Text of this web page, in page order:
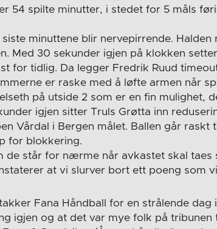
54 spilte minutter, i stedet for 5 måls
siste minuttene blir nervepirrende.
Med 30 sekunder igjen på klokken
for tidlig. Da legger Fredrik Ruud
er raske med å løfte armen når
på utside 2 som er en fin mulighet,
igjen sitter Truls Grøtta inn
Vårdal i Bergen målet. Ballen går
for blokkering.
de står for nærme når avkastet skal
at vi slurver bort ett poeng som
Fana Håndball for en strålende
igjen og at det var mye folk på